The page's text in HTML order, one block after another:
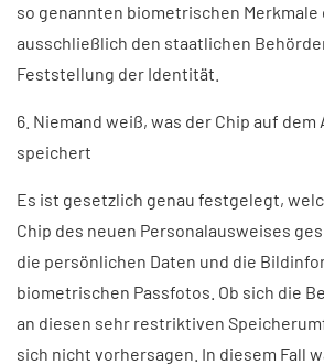
so genannten biometrischen Merkmale
ausschließlich den staatlichen
Feststellung der Identität.
6. Niemand weiß, was der Chip auf dem
speichert
Es ist gesetzlich genau festgelegt,
Chip des neuen Personalausweises
die persönlichen Daten und die
biometrischen Passfotos. Ob sich die
an diesen sehr restriktiven
sich nicht vorhersagen. In diesem Fall